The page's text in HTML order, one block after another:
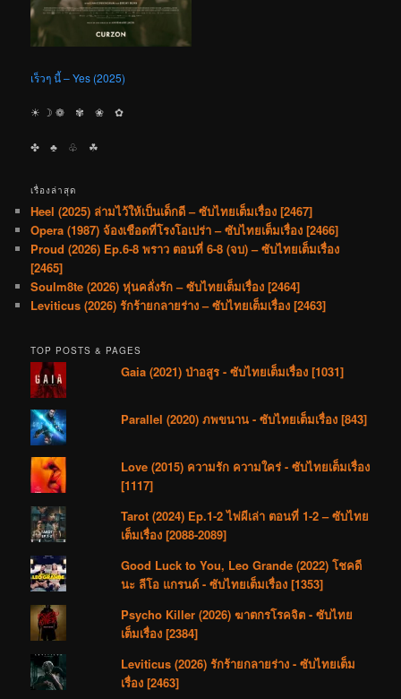
เร็วๆ นี้ – Yes (2025)
☀︎ ☽ ❁ ✾ ❀ ✿
✤ ♣︎ ♧ ☘︎
เรื่องล่าสุด
Heel (2025) ล่ามไว้ให้เป็นเด็กดี – ซับไทยเต็มเรื่อง [2467]
Opera (1987) จ้องเชือดที่โรงโอเปร่า – ซับไทยเต็มเรื่อง [2466]
Proud (2026) Ep.6-8 พราว ตอนที่ 6-8 (จบ) – ซับไทยเต็มเรื่อง
[2465]
Soulm8te (2026) หุ่นคลั่งรัก – ซับไทยเต็มเรื่อง [2464]
Leviticus (2026) รักร้ายกลายร่าง – ซับไทยเต็มเรื่อง [2463]
TOP POSTS & PAGES
Gaia (2021) ป่าอสูร - ซับไทยเต็มเรื่อง [1031]
Parallel (2020) ภพขนาน - ซับไทยเต็มเรื่อง [843]
Love (2015) ความรัก ความใคร่ - ซับไทยเต็มเรื่อง
[1117]
Tarot (2024) Ep.1-2 ไพ่ผีเล่า ตอนที่ 1-2 – ซับไทย
เต็มเรื่อง [2088-2089]
Good Luck to You, Leo Grande (2022) โชคดี
นะ ลีโอ แกรนด์ - ซับไทยเต็มเรื่อง [1353]
Psycho Killer (2026) ฆาตกรโรคจิต - ซับไทย
เต็มเรื่อง [2384]
Leviticus (2026) รักร้ายกลายร่าง - ซับไทยเต็ม
เรื่อง [2463]